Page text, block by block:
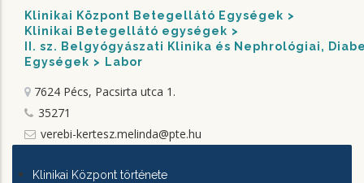
Klinikai Központ Betegellátó Egységek
Klinikai Betegellátó egységek
II. sz. Belgyógyászati Klinika és Nephrológiai,
Egységek
Labor
7624 Pécs, Pacsirta utca 1.
35271
verebi-kertesz.melinda@pte.hu
KLINIKAI
Klinikai Központ története